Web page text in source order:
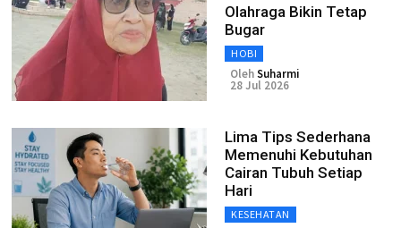
Olahraga Bikin Tetap
Bugar
HOBI
OlehSuharmi
28 Jul 2026
Lima Tips Sederhana
Memenuhi Kebutuhan
Cairan Tubuh Setiap
Hari
KESEHATAN